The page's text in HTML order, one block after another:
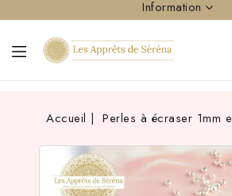
Information
Accueil Perles à écraser 1mm